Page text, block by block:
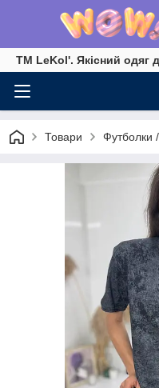
TM LeKol'. Якісний одяг
Товари Футболки